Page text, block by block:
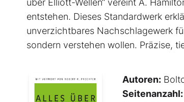
über Elliott-Wellen“ vereint A.
entstehen. Dieses Standardwerk
unverzichtbares Nachschlagewerk
sondern verstehen wollen. Präzise,
Autoren:
Seitenanzahl: